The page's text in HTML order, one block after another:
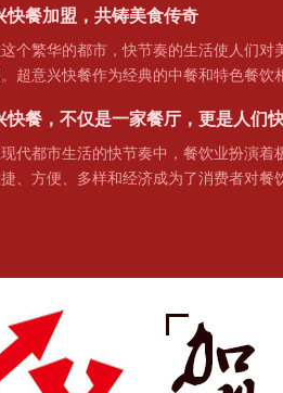
快餐加盟，共铸美食传奇
繁华的都市，快节奏的生活使人们对
超意兴快餐作为经典的中餐和特色餐
快餐，不仅是一家餐厅，更是人们
都市生活的快节奏中，餐饮业扮演着
、方便、多样和经济成为了消费者对